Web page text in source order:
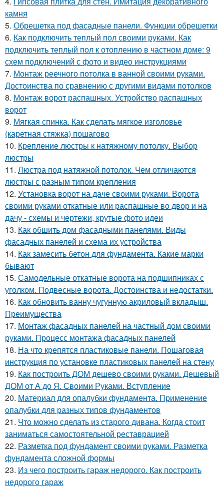
камня
5. Обрешетка под фасадные панели. Функции обрешетки
6. Как подключить теплый пол своими руками. Как
подключить теплый пол к отоплению в частном доме: 9
схем подключений с фото и видео инструкциями
7. Монтаж реечного потолка в ванной своими руками.
Достоинства по сравнению с другими видами потолков
8. Монтаж ворот распашных. Устройство распашных
ворот
9. Мягкая спинка. Как сделать мягкое изголовье
(каретная стяжка) пошагово
10. Крепление люстры к натяжному потолку. Выбор
люстры
11. Люстра под натяжной потолок. Чем отличаются
люстры с разным типом крепления
12. Установка ворот на даче своими руками. Ворота
своими руками откатные или распашные во двор и на
дачу - схемы и чертежи, крутые фото идеи
13. Как обшить дом фасадными панелями. Виды
фасадных панелей и схема их устройства
14. Как замесить бетон для фундамента. Какие марки
бывают
15. Самодельные откатные ворота на подшипниках с
уголком. Подвесные ворота. Достоинства и недостатки.
16. Как обновить ванну чугунную акриловый вкладыш.
Преимущества
17. Монтаж фасадных панелей на частный дом своими
руками. Процесс монтажа фасадных панелей
18. На что крепятся пластиковые панели. Пошаговая
инструкция по установке пластиковых панелей на стену
19. Как построить ДОМ дешево своими руками. Дешевый
ДОМ от А до Я. Своими Руками. Вступление
20. Материал для опалубки фундамента. Применение
опалубки для разных типов фундаментов
21. Что можно сделать из старого дивана. Когда стоит
заниматься самостоятельной реставрацией
22. Разметка под фундамент своими руками. Разметка
фундамента сложной формы
23. Из чего построить гараж недорого. Как построить
недорого гараж